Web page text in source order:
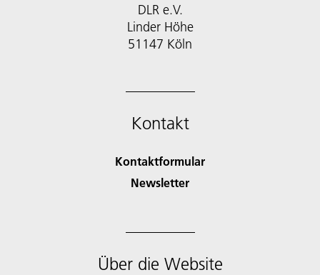
DLR e.V.
Linder Höhe
51147 Köln
Kontakt
Kontaktformular
Newsletter
Über die Website